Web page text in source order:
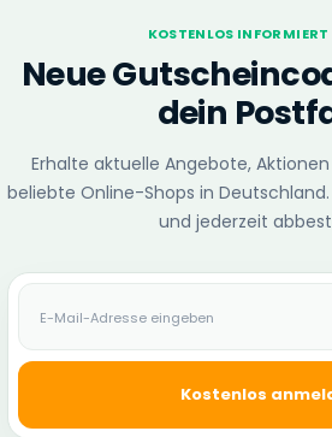
KOSTENLOS INFORMIERT
Neue
dein
Erhalte aktuelle Angebote,
beliebte Online-Shops in
und jederzeit
E-Mail-Adresse
Kostenlos